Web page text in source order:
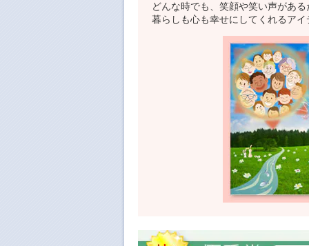
どんな時でも、笑顔や笑い声があ
暮らしも心も幸せにしてくれるアイ